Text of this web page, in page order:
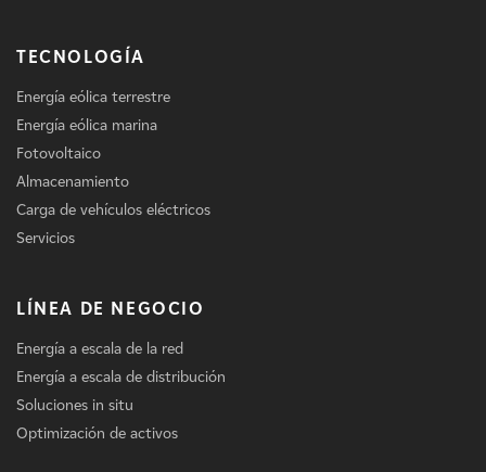
TECNOLOGÍA
Energía eólica terrestre
Energía eólica marina
Fotovoltaico
Almacenamiento
Carga de vehículos eléctricos
Servicios
LÍNEA DE NEGOCIO
Energía a escala de la red
Energía a escala de distribución
Soluciones in situ
Optimización de activos